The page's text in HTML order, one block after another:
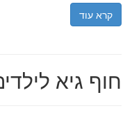
קרא עוד
חוף גיא